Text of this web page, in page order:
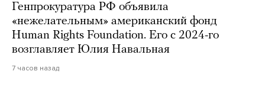
Генпрокуратура РФ объявила
«нежелательным» американский фонд
Human Rights Foundation. Его с 2024-го
возглавляет Юлия Навальная
7 часов назад